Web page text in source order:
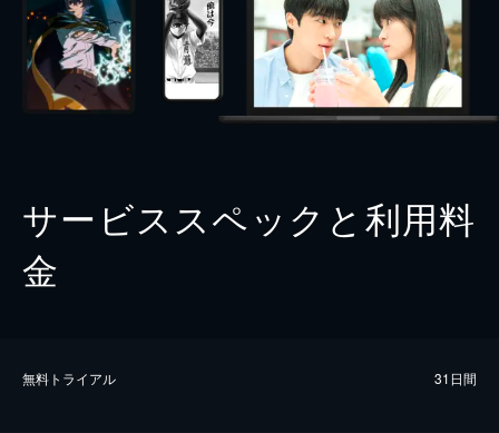
サービススペックと利用料
金
無料トライアル 31日間